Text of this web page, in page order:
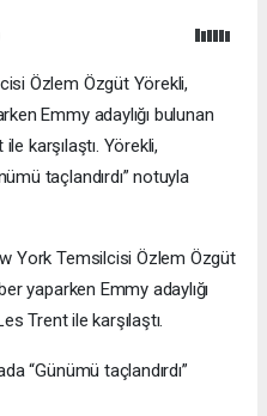
Özlem Özgüt Yörekli,
Emmy adaylığı bulunan
karşılaştı. Yörekli,
taçlandırdı” notuyla
York Temsilcisi Özlem Özgüt
yaparken Emmy adaylığı
Trent ile karşılaştı.
“Günümü taçlandırdı”